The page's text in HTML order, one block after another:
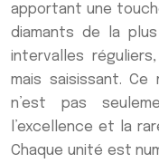
apportant une
diamants de la
intervalles
mais saisissant. Ce
n’est pas
l’excellence et la
Chaque unité est